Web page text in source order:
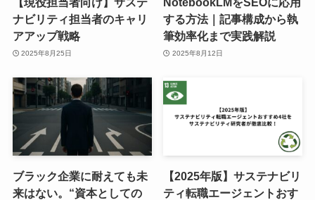
ナビリティ担当者のキャリ
アアップ戦略
2025年8月25日
する方法｜記事構成から執
筆効率化まで実践解説
2025年8月12日
ブラック企業に耐えても未
来はない。“資本としての
【2025年版】サステナビリ
ティ転職エージェントおす